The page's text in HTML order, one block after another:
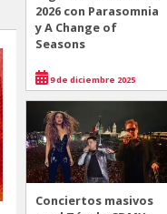
2026 con Parasomnia
y A Change of
Seasons
9 de diciembre 2025
Conciertos masivos